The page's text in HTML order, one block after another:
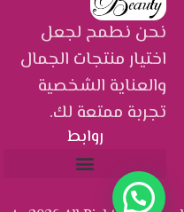
نحن نطمح لجعل
اختيار منتجات الجمال
والعناية الشخصية
تجربة ممتعة لك.
روابط